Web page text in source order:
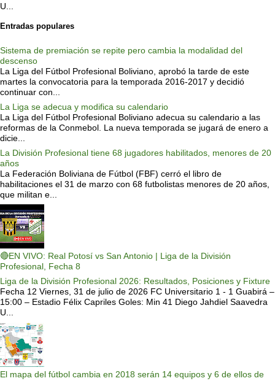
U...
Entradas populares
Sistema de premiación se repite pero cambia la modalidad del
descenso
La Liga del Fútbol Profesional Boliviano, aprobó la tarde de este
martes la convocatoria para la temporada 2016-2017 y decidió
continuar con...
La Liga se adecua y modifica su calendario
La Liga del Fútbol Profesional Boliviano adecua su calendario a las
reformas de la Conmebol. La nueva temporada se jugará de enero a
dicie...
La División Profesional tiene 68 jugadores habilitados, menores de 20
años
La Federación Boliviana de Fútbol (FBF) cerró el libro de
habilitaciones el 31 de marzo con 68 futbolistas menores de 20 años,
que militan e...
🔴EN VIVO: Real Potosí vs San Antonio | Liga de la División
Profesional, Fecha 8
Liga de la División Profesional 2026: Resultados, Posiciones y Fixture
Fecha 12 Viernes, 31 de julio de 2026 FC Universitario 1 - 1 Guabirá –
15:00 – Estadio Félix Capriles Goles: Min 41 Diego Jahdiel Saavedra
U...
El mapa del fútbol cambia en 2018 serán 14 equipos y 6 de ellos de